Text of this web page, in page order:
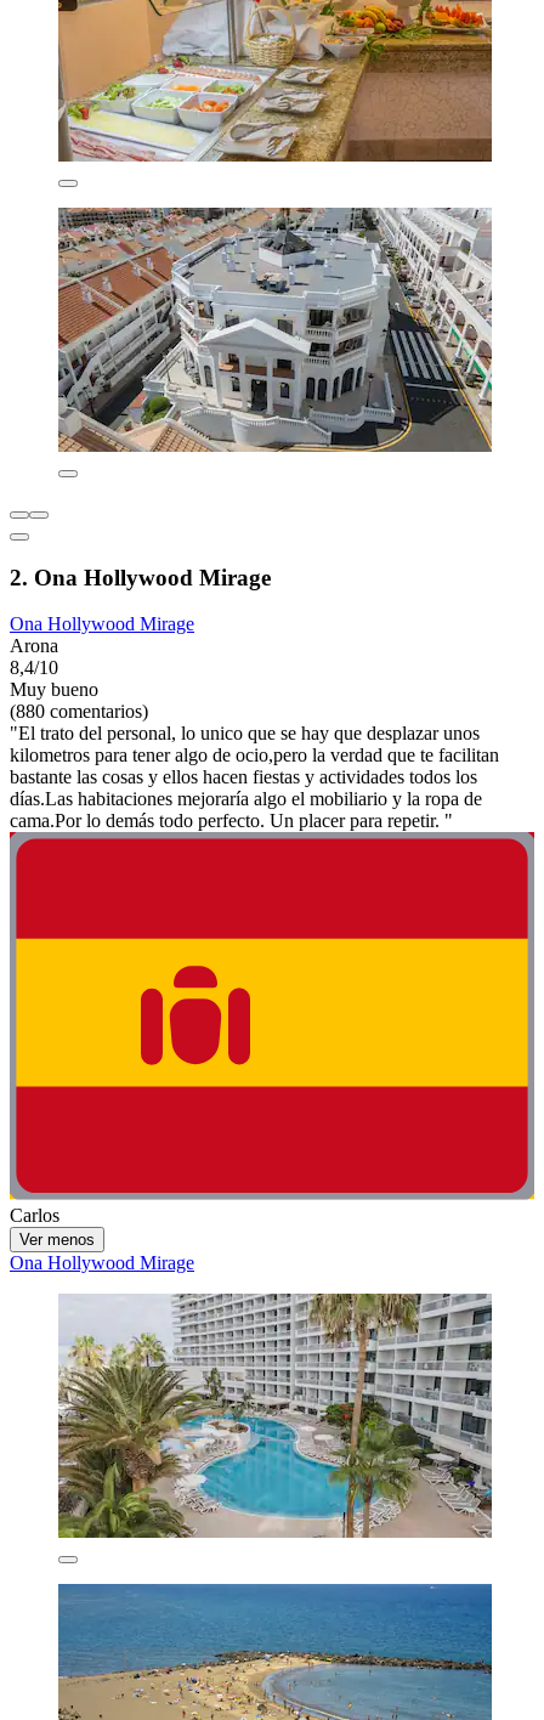
2. Ona Hollywood Mirage
Ona Hollywood Mirage
Arona
8,4/10
Muy bueno
(880 comentarios)
"El trato del personal, lo unico que se hay que desplazar unos
kilometros para tener algo de ocio,pero la verdad que te facilitan
bastante las cosas y ellos hacen fiestas y actividades todos los
días.Las habitaciones mejoraría algo el mobiliario y la ropa de
cama.Por lo demás todo perfecto. Un placer para repetir. "
Carlos
Ver menos
Ona Hollywood Mirage